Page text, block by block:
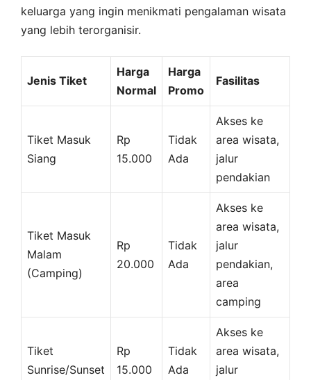
keluarga yang ingin menikmati pengalaman wisata
yang lebih terorganisir.
Jenis Tiket
Harga
Normal
Harga
Promo
Fasilitas
Tiket Masuk
Siang
Rp
15.000
Tidak
Ada
Akses ke
area wisata,
jalur
pendakian
Tiket Masuk
Malam
(Camping)
Rp
20.000
Tidak
Ada
Akses ke
area wisata,
jalur
pendakian,
area
camping
Tiket
Sunrise/Sunset
Rp
15.000
Tidak
Ada
Akses ke
area wisata,
jalur